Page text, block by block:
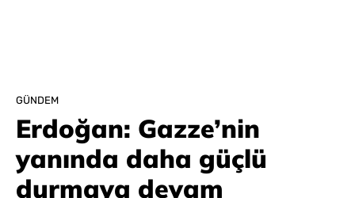
GÜNDEM
Erdoğan: Gazze’nin
yanında daha güçlü
durmaya devam